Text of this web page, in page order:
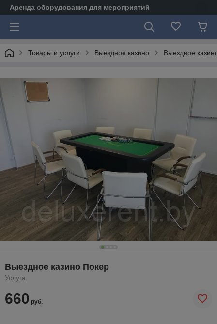
Аренда оборудования для мероприятий
Товары и услуги Выездное казино Выездное
Выездное казино Покер
Услуга
660 руб.